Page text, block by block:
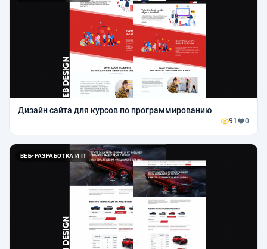
Дизайн сайта для курсов по программированию
91 0
ВЕБ-РАЗРАБОТКА И IT